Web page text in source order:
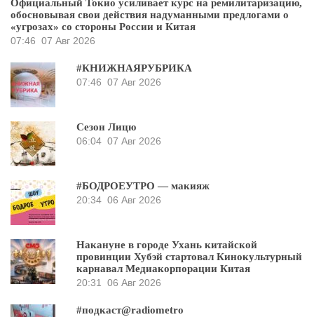
Официальный Токио усиливает курс на ремилитаризацию,
обосновывая свои действия надуманными предлогами о
«угрозах» со стороны России и Китая
07:46 07 Авг 2026
#КНИЖНАЯРУБРИКА
07:46 07 Авг 2026
Сезон Лицю
06:04 07 Авг 2026
#БОДРОЕУТРО — макияж
20:34 06 Авг 2026
Накануне в городе Ухань китайской
провинции Хубэй стартовал Кинокультурный
карнавал Медиакорпорации Китая
20:31 06 Авг 2026
#подкаст@radiometro